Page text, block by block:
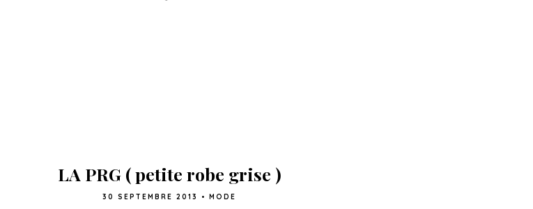
LA PRG ( petite robe grise )
30 SEPTEMBRE 2013 • MODE